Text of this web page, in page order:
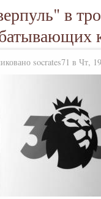
в
socrates71 в Чт,